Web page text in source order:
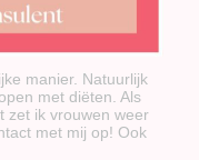
manier. Natuurlijk
met diëten. Als
zet ik vrouwen weer
met mij op! Ook